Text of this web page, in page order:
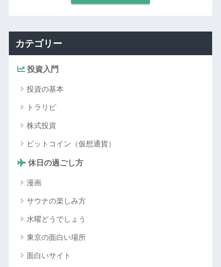
カテゴリー
投資入門
投資の基本
トラリピ
株式投資
ビットコイン（仮想通貨）
休日の過ごし方
漫画
サウナの楽しみ方
水曜どうでしょう
東京の面白い場所
面白いサイト